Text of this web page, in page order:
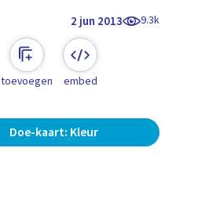
2 jun 2013 9.3k
toevoegen embed
Doe-kaart: Kleur